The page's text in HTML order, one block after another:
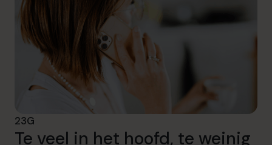
23G
Te veel in het hoofd, te weinig